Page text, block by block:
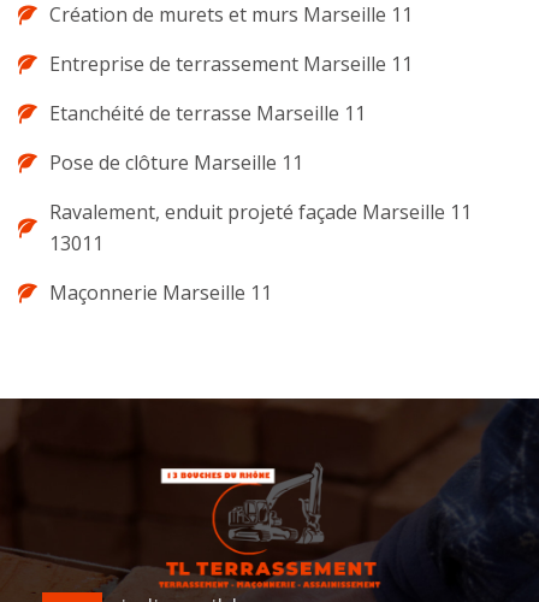
Création de murets et murs Marseille 11
Entreprise de terrassement Marseille 11
Etanchéité de terrasse Marseille 11
Pose de clôture Marseille 11
Ravalement, enduit projeté façade Marseille 11
13011
Maçonnerie Marseille 11